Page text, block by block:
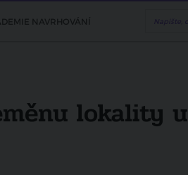
NAVRHOVÁNÍ
lokality u